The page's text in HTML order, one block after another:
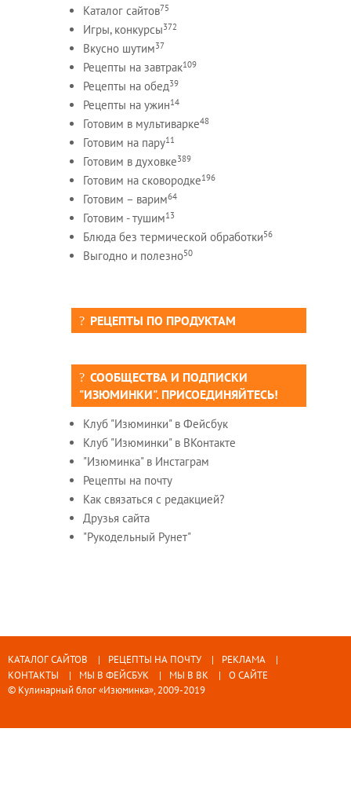
Каталог сайтов75
Игры, конкурсы372
Вкусно шутим37
Рецепты на завтрак109
Рецепты на обед39
Рецепты на ужин14
Готовим в мультиварке48
Готовим на пару11
Готовим в духовке389
Готовим на сковородке196
Готовим – варим64
Готовим - тушим13
Блюда без термической обработки56
Выгодно и полезно50
РЕЦЕПТЫ ПО ПРОДУКТАМ
СООБЩЕСТВА И ПОДПИСКИ
"ИЗЮМИНКИ". ПРИСОЕДИНЯЙТЕСЬ!
Клуб "Изюминки" в Фейсбук
Клуб "Изюминки" в ВКонтакте
"Изюминка" в Инстаграм
Рецепты на почту
Как связаться с редакцией?
Друзья сайта
"Рукодельный Рунет"
КАТАЛОГ САЙТОВ РЕЦЕПТЫ НА ПОЧТУ
РЕКЛАМА
КОНТАКТЫ
МЫ В ФЕЙСБУК МЫ В ВК
О САЙТЕ
© Кулинарный блог «Изюминка», 2009-2019